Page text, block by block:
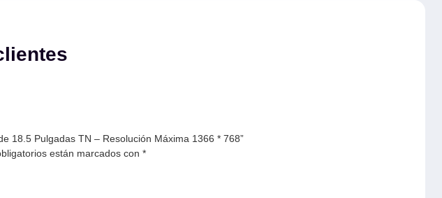
18.5 Pulgadas TN – Resolución Máxima 1366 * 768”
están marcados con *